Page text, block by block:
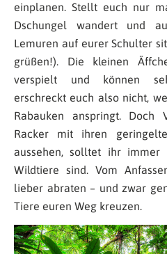
einplanen. Stellt euch nur
Dschungel wandert und
Lemuren auf eurer Schulter
grüßen!). Die kleinen
verspielt und können
erschreckt euch also nicht,
Rabauken anspringt. Doch
Racker mit ihren
aussehen, solltet ihr immer
Wildtiere sind. Vom
lieber abraten – und zwar
Tiere euren Weg kreuzen.